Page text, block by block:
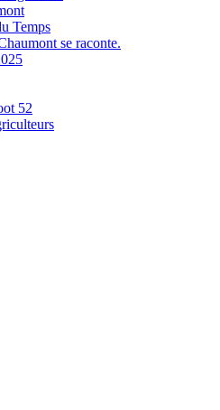
Temps
se raconte.
52